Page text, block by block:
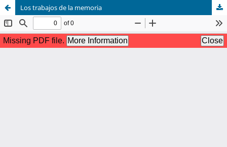
Los trabajos de la memoria